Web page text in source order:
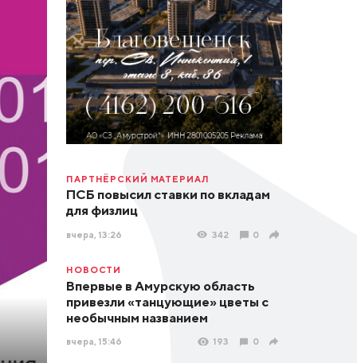
ПАРТНЁРСКИЙ МАТЕРИАЛ
ПСБ повысил ставки по вкладам
для физлиц
вчера, 13:26 342 0
НОВОСТИ
Впервые в Амурскую область
привезли «танцующие» цветы с
необычным названием
вчера, 15:46 193 0